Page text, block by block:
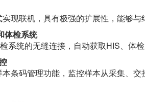
现联机，具有极强的扩展性，能够
体检系统
系统的无缝连接，自动获取HIS、体
条码管理功能，监控样本从采集、